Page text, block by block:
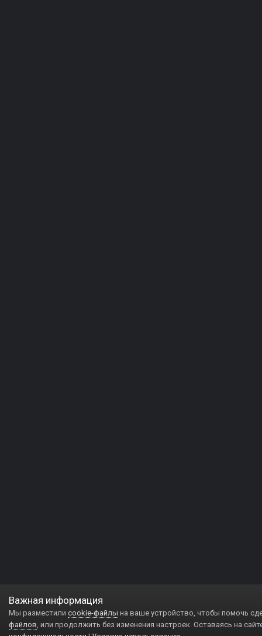
Важная информация
Мы разместили cookie-файлы на ваше устройство, чтобы помочь
файлов, или продолжить без изменения настроек. Оставаясь на